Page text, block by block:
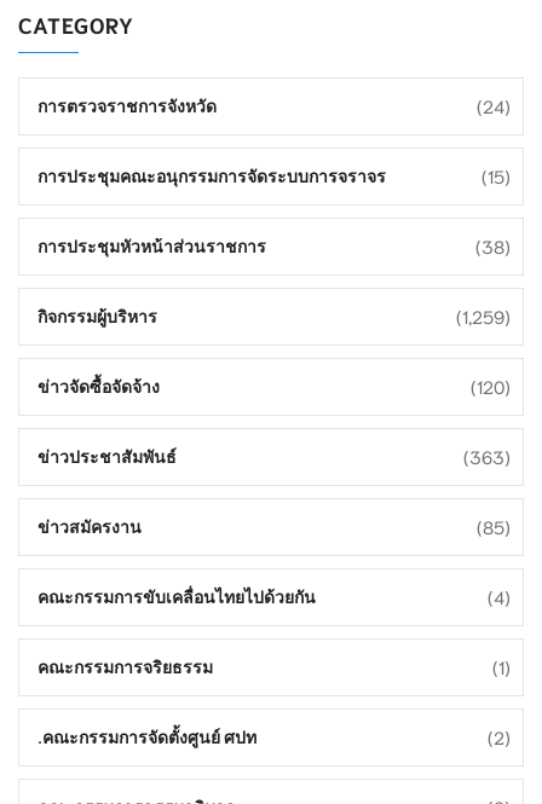
CATEGORY
การตรวจราชการจังหวัด (24)
การประชุมคณะอนุกรรมการจัดระบบการจราจร (15)
การประชุมหัวหน้าส่วนราชการ (38)
กิจกรรมผู้บริหาร (1,259)
ข่าวจัดซื้อจัดจ้าง (120)
ข่าวประชาสัมพันธ์ (363)
ข่าวสมัครงาน (85)
คณะกรรมการขับเคลื่อนไทยไปด้วยกัน (4)
คณะกรรมการจริยธรรม (1)
คณะกรรมการจัดตั้งศูนย์ ศปท. (2)